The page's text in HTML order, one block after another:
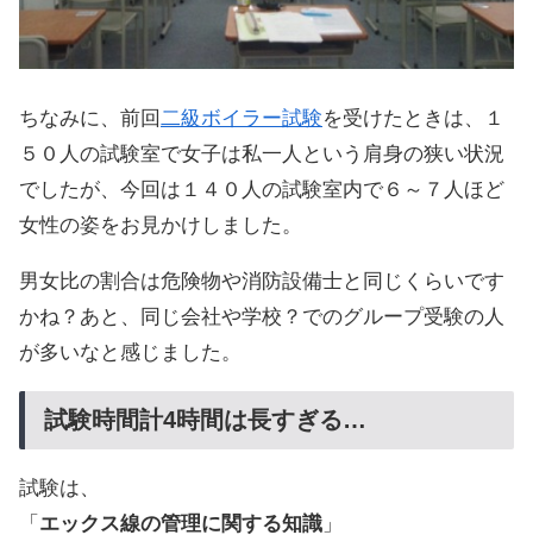
ちなみに、前回二級ボイラー試験を受けたときは、１
５０人の試験室で女子は私一人という肩身の狭い状況
でしたが、今回は１４０人の試験室内で６～７人ほど
女性の姿をお見かけしました。
男女比の割合は危険物や消防設備士と同じくらいです
かね？あと、同じ会社や学校？でのグループ受験の人
が多いなと感じました。
試験時間計4時間は長すぎる…
試験は、
「 エックス線の管理に関する知識 」